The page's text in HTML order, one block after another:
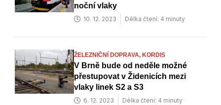
noční vlaky
10. 12. 2023 Délka čtení: 4 minuty
ŽELEZNIČNÍ DOPRAVA, KORDIS
V Brně bude od neděle možné
přestupovat v Židenicích mezi
vlaky linek S2 a S3
6. 12. 2023 Délka čtení: 4 minuty